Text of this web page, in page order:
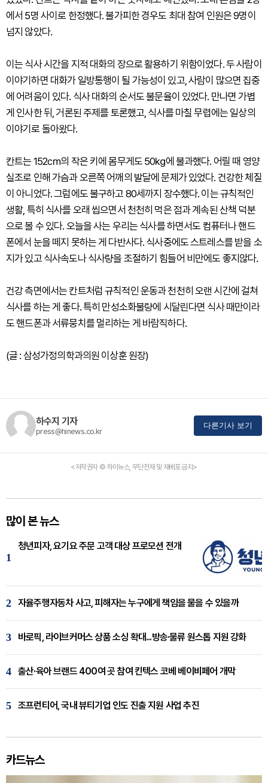
에서 5명 사이로 한정했다. 불가피한 경우도 최대 참여 인원은 9명이
넘지 않았다.
이는 식사 시간을 지적 대화의 장으로 활용하기 위함이었다. 두 사람이
이야기하면 대화가 일방통행이 될 가능성이 있고, 사람이 많으면 집중
에 어려움이 있다. 식사 대화의 순서도 불문율이 있었다. 만나면 가볍
게 인사한 뒤, 거론된 주제를 토론했고, 식사를 마칠 무렵에는 일상의
이야기로 돌아왔다.
칸트는 152㎝의 작은 키에 몸무게도 50㎏에 불과했다. 어릴 때 영양
실조로 인해 가슴과 오른쪽 어깨의 발달에 문제가 있었다. 건강한 체질
이 아니었다. 그럼에도 불구하고 80세까지 장수했다. 이는 규칙적인
생활, 특히 식사를 오래 씹으면서 천천히 먹은 점과 계속된 산책 덕분
으로 볼 수 있다. 오늘을 사는 우리는 식사를 하면서도 컴퓨터나 핸드
폰에서 눈을 떼지 못하는 게 다반사다. 식사중에도 스트레스를 받을 소
지가 있고 식사속도나 식사량을 조절하기 힘들어 비만에도 좋지않다.
건강 측면에서는 칸트처럼 규칙적인 운동과 천천히 오랜 시간에 걸쳐
식사를 하는 게 좋다. 특히 만성소화불량에 시달린다면 식사 때만이라
도 핸드폰과 서류뭉치를 멀리하는 게 바람직하다.
(글 : 삼성가정의학과의원 이상훈 원장)
하수지 기자
press@hinews.co.kr
다른기사 보기
<저작권자 © 하이뉴스, 무단전재 및 재배포 금지>
많이 본 뉴스
1
청년피자, 요기요 주문 고객 대상 프로모션 전개
2 자율주행자동차 사고, 피해자는 누구에게 책임을 물을 수 있을까
3 바로픽, 라이브커머스 상품 소싱 확대...방송·물류 원스톱 지원 강화
4 출산·육아 브랜드 400여 곳 참여 킨텍스 코베 베이비페어 개막
5 조프런티어, 국내 뷰티기업 인도 진출 지원 사업 추진
카드뉴스